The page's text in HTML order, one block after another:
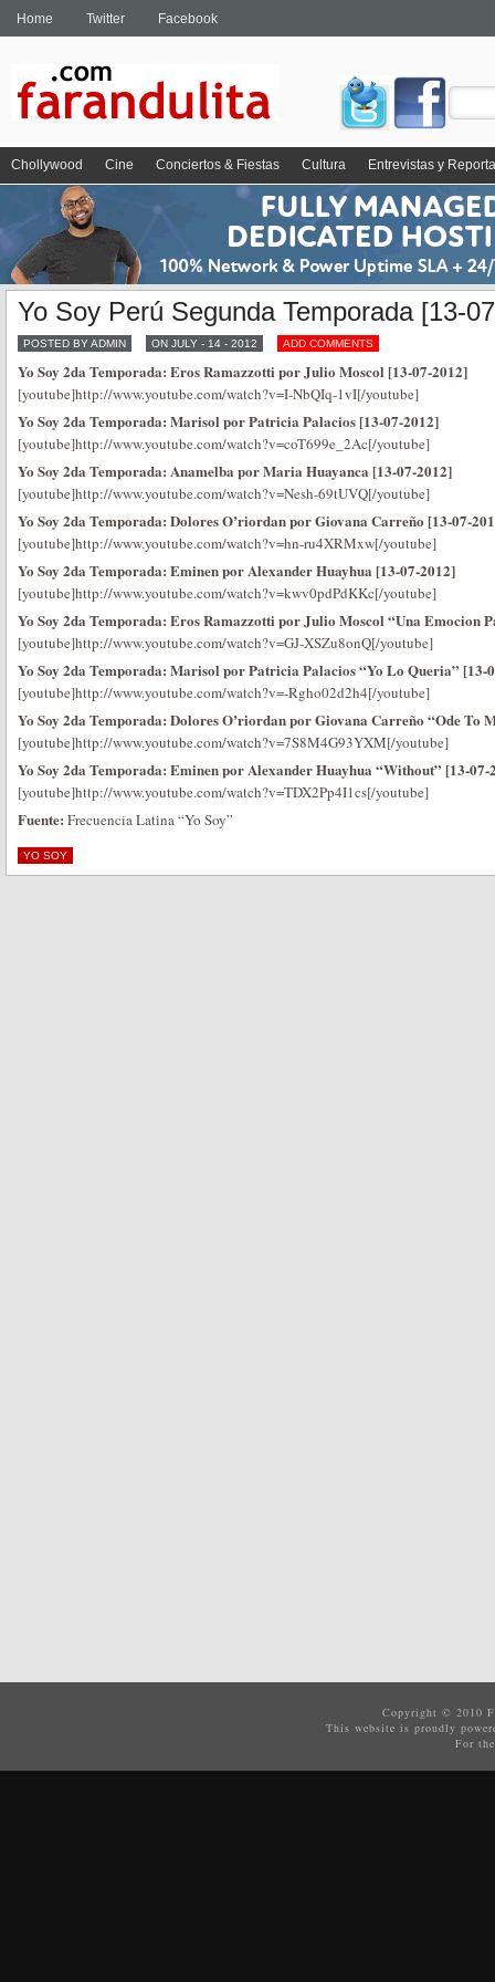
Home Twitter Facebook
Chollywood Cine Conciertos & Fiestas Cultura Entrevistas y
Yo Soy Perú Segunda Temporada [13-
POSTED BY ADMIN ON JULY - 14 - 2012 ADD COMMENTS
Yo Soy 2da Temporada: Eros Ramazzotti por Julio Moscol [13-07-2012]
[youtube]http://www.youtube.com/watch?v=I-NbQIq-1vI[/youtube]
Yo Soy 2da Temporada: Marisol por Patricia Palacios [13-07-2012]
[youtube]http://www.youtube.com/watch?v=coT699e_2Ac[/youtube]
Yo Soy 2da Temporada: Anamelba por Maria Huayanca [13-07-2012]
[youtube]http://www.youtube.com/watch?v=Nesh-69tUVQ[/youtube]
Yo Soy 2da Temporada: Dolores O’riordan por Giovana Carreño [13-07-
[youtube]http://www.youtube.com/watch?v=hn-ru4XRMxw[/youtube]
Yo Soy 2da Temporada: Eminen por Alexander Huayhua [13-07-2012]
[youtube]http://www.youtube.com/watch?v=kwv0pdPdKKc[/youtube]
Yo Soy 2da Temporada: Eros Ramazzotti por Julio Moscol “Una Emocion
[youtube]http://www.youtube.com/watch?v=GJ-XSZu8onQ[/youtube]
Yo Soy 2da Temporada: Marisol por Patricia Palacios “Yo Lo Queria” [13-
[youtube]http://www.youtube.com/watch?v=-Rgho02d2h4[/youtube]
Yo Soy 2da Temporada: Dolores O’riordan por Giovana Carreño “Ode To
[youtube]http://www.youtube.com/watch?v=7S8M4G93YXM[/youtube]
Yo Soy 2da Temporada: Eminen por Alexander Huayhua “Without” [13-07-
[youtube]http://www.youtube.com/watch?v=TDX2Pp4I1cs[/youtube]
Fuente: Frecuencia Latina “Yo Soy”
YO SOY
Copyright © 2010
This website is proudly
For